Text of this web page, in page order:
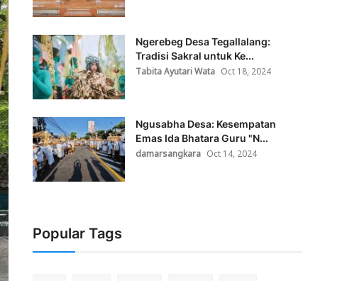
Ngerebeg Desa Tegallalang:
Tradisi Sakral untuk Ke...
Tabita Ayutari Wata Oct 18, 2024
Ngusabha Desa: Kesempatan
Emas Ida Bhatara Guru "N...
damarsangkara Oct 14, 2024
Popular Tags